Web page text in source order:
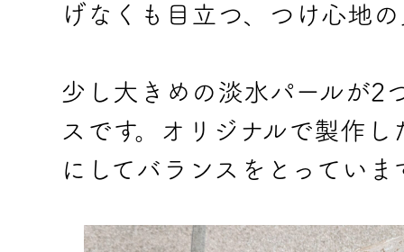
げなくも目立つ、つけ心地
少し大きめの淡水パールが2
スです。オリジナルで製作
にしてバランスをとっていま